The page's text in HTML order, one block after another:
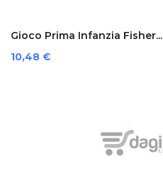
Gioco Prima Infanzia Fisher...
Prezzo
10,48 €